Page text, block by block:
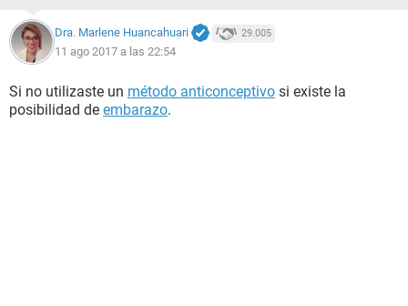
Dra. Marlene Huancahuari 29.005
11 ago 2017 a las 22:54
Si no utilizaste un método anticonceptivo si existe la
posibilidad de embarazo.